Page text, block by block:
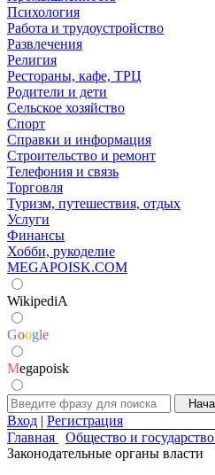
Психология
Работа и трудоустройство
Развлечения
Религия
Рестораны, кафе, ТРЦ
Родители и дети
Сельское хозяйство
Спорт
Справки и информация
Строительство и ремонт
Телефония и связь
Торговля
Туризм, путешествия, отдых
Услуги
Финансы
Хобби, рукоделие
MEGAPOISK.COM
WikipediA
Google
Megapoisk
Вход | Регистрация
Главная
Общество и государство
Законодательные органы власти